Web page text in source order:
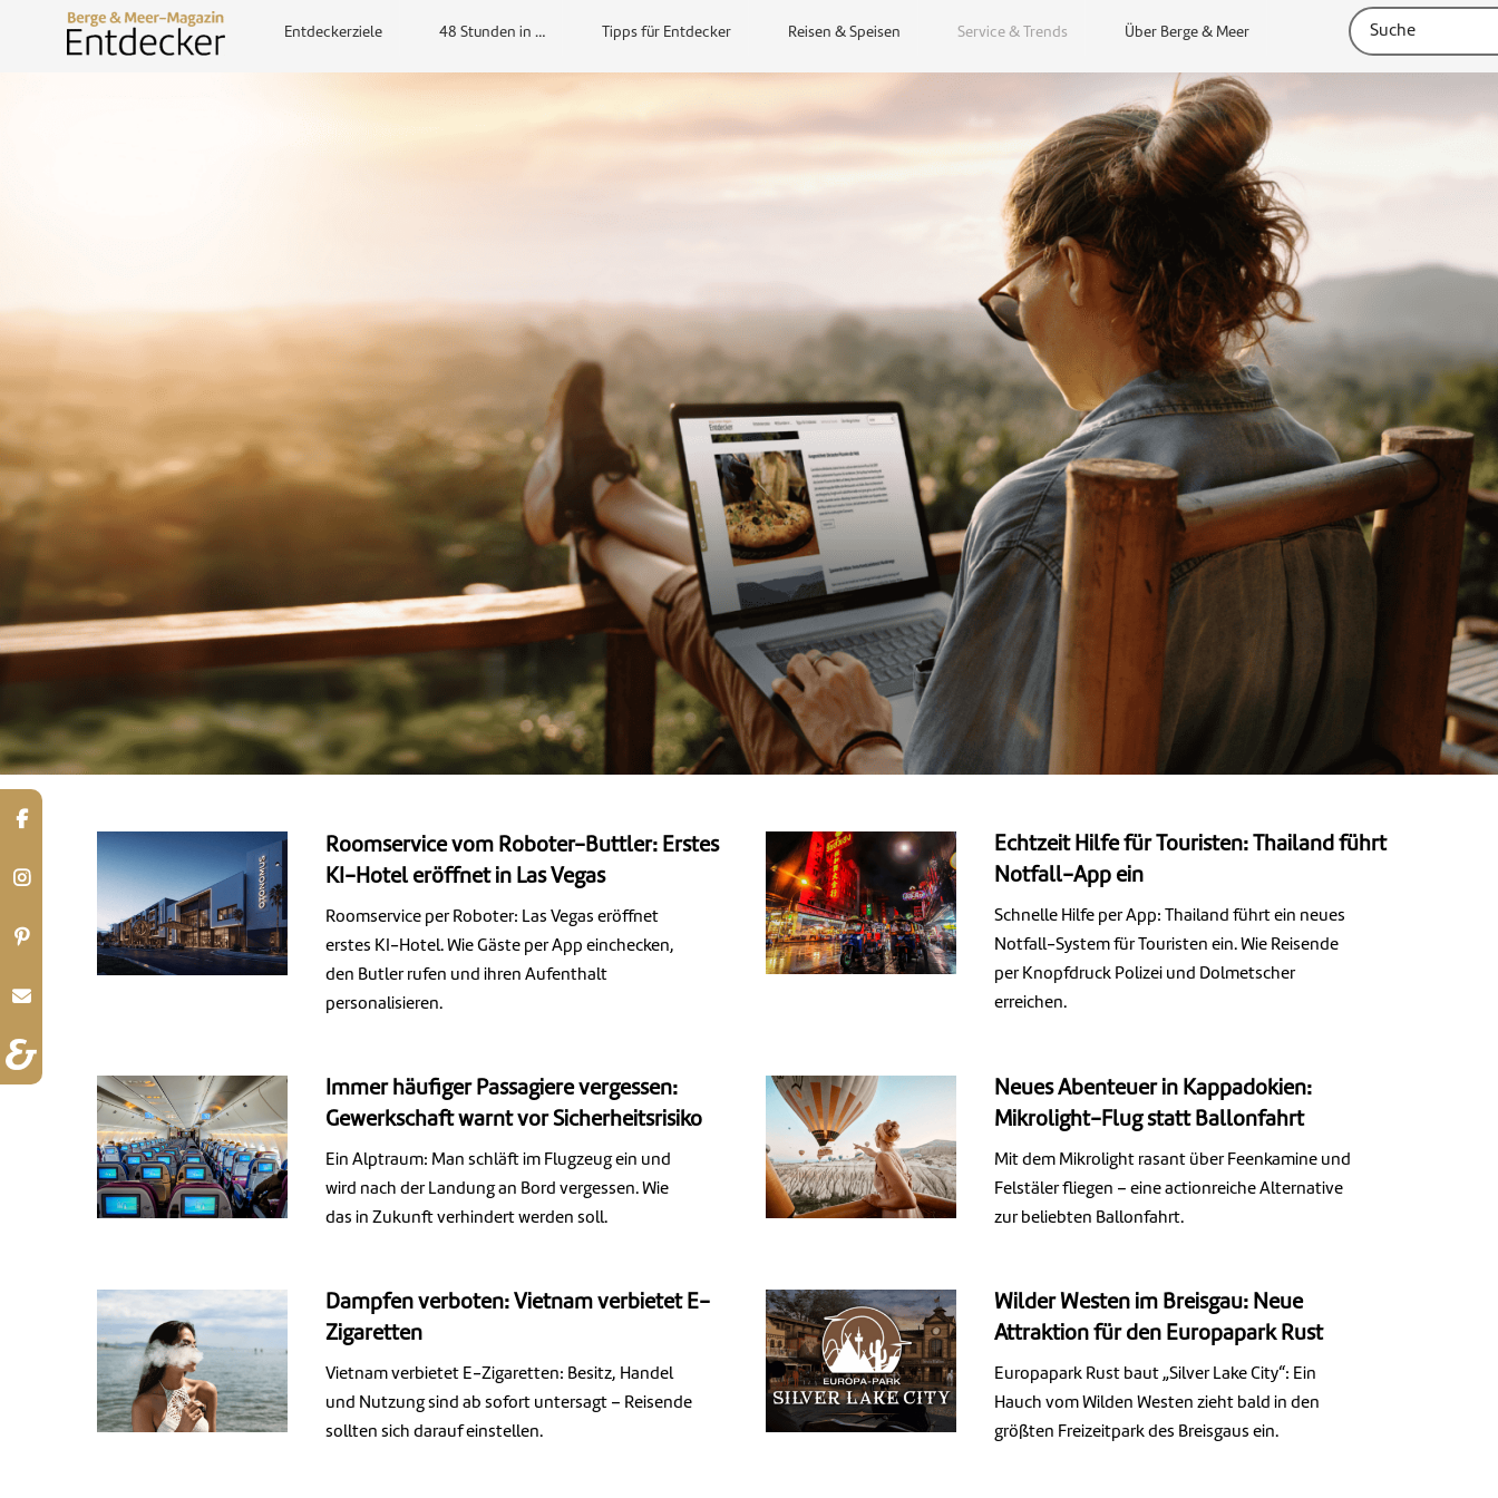
Entdeckerziele 48 Stunden in … Tipps für Entdecker Reisen & Speisen Service & Trends Über Berge & Meer
Roomservice vom Roboter-Buttler: Erstes
KI-Hotel eröffnet in Las Vegas
Roomservice per Roboter: Las Vegas eröffnet
erstes KI-Hotel. Wie Gäste per App einchecken,
den Butler rufen und ihren Aufenthalt
personalisieren.
Echtzeit Hilfe für Touristen: Thailand führt
Notfall-App ein
Schnelle Hilfe per App: Thailand führt ein neues
Notfall-System für Touristen ein. Wie Reisende
per Knopfdruck Polizei und Dolmetscher
erreichen.
Immer häufiger Passagiere vergessen:
Gewerkschaft warnt vor Sicherheitsrisiko
Ein Alptraum: Man schläft im Flugzeug ein und
wird nach der Landung an Bord vergessen. Wie
das in Zukunft verhindert werden soll.
Neues Abenteuer in Kappadokien:
Mikrolight-Flug statt Ballonfahrt
Mit dem Mikrolight rasant über Feenkamine und
Felstäler fliegen – eine actionreiche Alternative
zur beliebten Ballonfahrt.
Dampfen verboten: Vietnam verbietet E-
Zigaretten
Vietnam verbietet E-Zigaretten: Besitz, Handel
und Nutzung sind ab sofort untersagt – Reisende
sollten sich darauf einstellen.
Wilder Westen im Breisgau: Neue
Attraktion für den Europapark Rust
Europapark Rust baut „Silver Lake City“: Ein
Hauch vom Wilden Westen zieht bald in den
größten Freizeitpark des Breisgaus ein.